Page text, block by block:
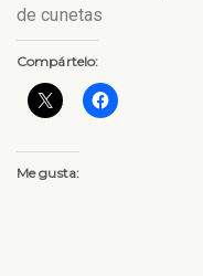
de cunetas
Compártelo:
Me gusta: